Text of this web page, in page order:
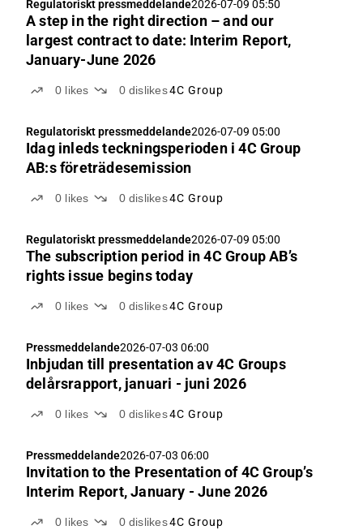
Regulatoriskt pressmeddelande2026-07-09 05:50
A step in the right direction – and our
largest contract to date: Interim Report,
January-June 2026
0 likes 0 dislikes4C Group
Regulatoriskt pressmeddelande2026-07-09 05:00
Idag inleds teckningsperioden i 4C Group
AB:s företrädesemission
0 likes 0 dislikes4C Group
Regulatoriskt pressmeddelande2026-07-09 05:00
The subscription period in 4C Group AB’s
rights issue begins today
0 likes 0 dislikes4C Group
Pressmeddelande2026-07-03 06:00
Inbjudan till presentation av 4C Groups
delårsrapport, januari - juni 2026
0 likes 0 dislikes4C Group
Pressmeddelande2026-07-03 06:00
Invitation to the Presentation of 4C Group’s
Interim Report, January - June 2026
0 likes 0 dislikes4C Group